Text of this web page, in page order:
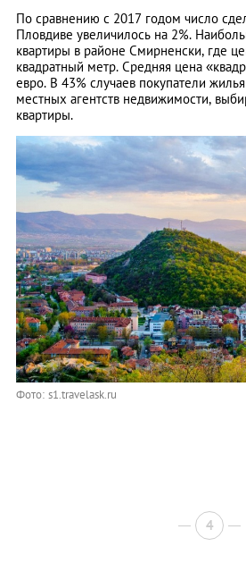
По сравнению с 2017 годом число
Пловдиве увеличилось на 2%.
квартиры в районе Смирненски, где
квадратный метр. Средняя цена
евро. В 43% случаев покупатели
местных агентств недвижимости,
квартиры.
Фото: s1.travelask.ru
4